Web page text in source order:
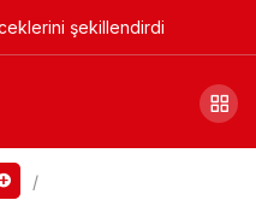
şekillendirdi
mevsimi